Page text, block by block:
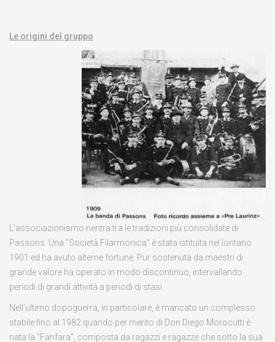
Le origini del gruppo
L’associazionismo rientra tra le tradizioni più consolidate di
Passons. Una “Società Filarmonica” è stata istituita nel lontano
1901 ed ha avuto alterne fortune. Pur sostenuta da maestri di
grande valore ha operato in modo discontinuo, intervallando
periodi di grandi attività a periodi di stasi.
Nell’ultimo dopoguerra, in particolare, è mancato un complesso
stabile fino al 1982 quando per merito di Don Diego Morocutti è
nata la “Fanfara”, composta da ragazzi e ragazze che sotto la sua